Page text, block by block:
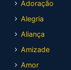
Adoração
Alegria
Aliança
Amizade
Amor